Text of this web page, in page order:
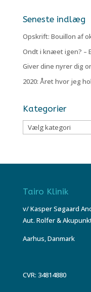
Seneste indlæg
Opskrift: Bouillon af
Ondt i knæet igen? –
Giver dine nyrer dig
2020: Året hvor jeg
Kategorier
Kategorier
Tairo Klinik
v/ Kasper Søgaard
Aut. Rolfer &
Aarhus, Danmark
CVR: 34814880